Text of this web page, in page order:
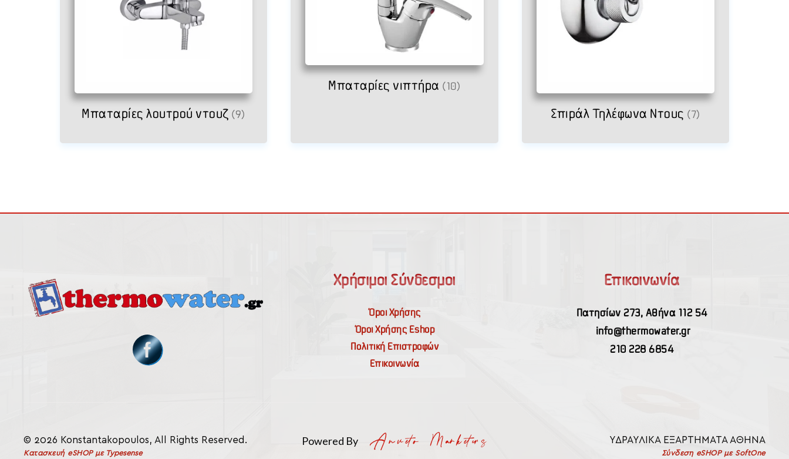
Μπαταρίες λουτρού ντουζ (9)
Μπαταρίες νιπτήρα (10)
Σπιράλ Τηλέφωνα Ντους (7)
Χρήσιμοι Σύνδεσμοι
Όροι Χρήσης
Όροι Χρήσης Εshop
Πολιτική Επιστροφών
Επικοινωνία
Επικοινωνία
Πατησίων 273, Αθήνα 112 54
info@thermowater.gr
210 228 6854
© 2026 Konstantakopoulos, All Rights Reserved.
Κατασκευή eSHOPμε Typesense
Powered By ΥΔΡΑΥΛΙΚΑ ΕΞΑΡΤΗΜΑΤΑ ΑΘΗΝΑ
Σύνδεση eSHOP με SoftOne